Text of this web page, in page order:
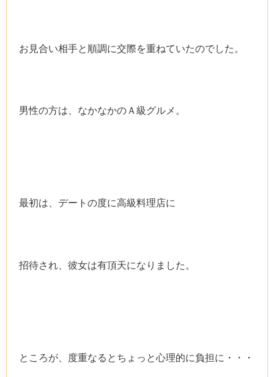
お見合い相手と順調に交際を重ねていたのでした。
男性の方は、なかなかのＡ級グルメ。
最初は、デートの度に高級料理店に
招待され、彼女は有頂天になりました。
ところが、度重なるとちょっと心理的に負担に・・・